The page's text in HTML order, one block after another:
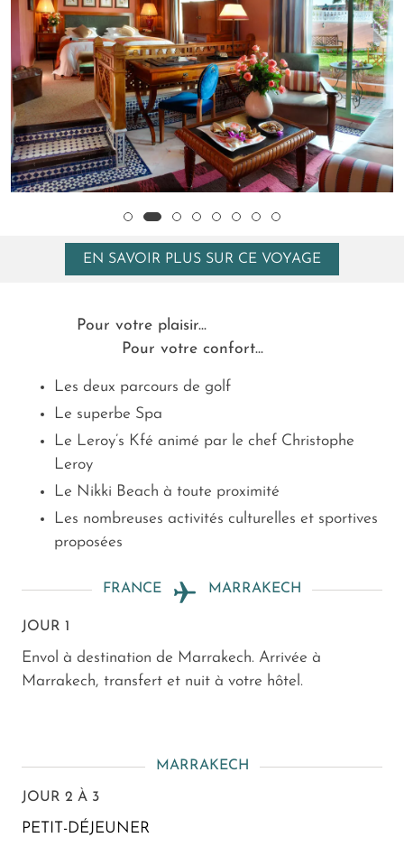
EN SAVOIR PLUS SUR CE VOYAGE
Pour votre plaisir...
Pour votre confort...
Les deux parcours de golf
Le superbe Spa
Le Leroy’s Kfé animé par le chef Christophe
Leroy
Le Nikki Beach à toute proximité
Les nombreuses activités culturelles et sportives
proposées
FRANCE MARRAKECH
JOUR 1
Envol à destination de Marrakech. Arrivée à
Marrakech, transfert et nuit à votre hôtel.
MARRAKECH
JOUR 2 À 3
PETIT-DÉJEUNER